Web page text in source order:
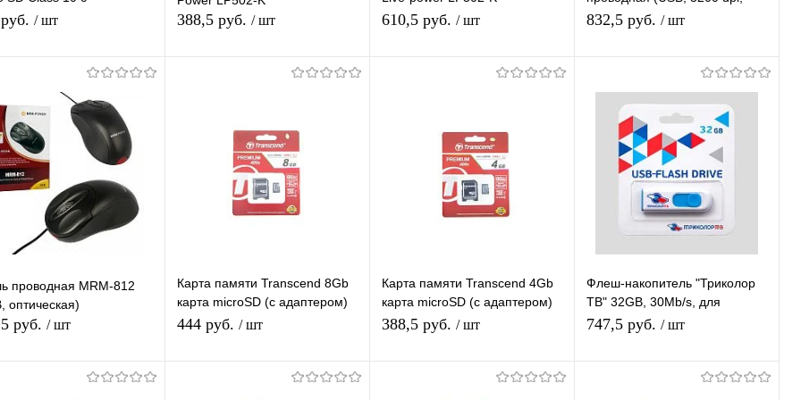
на SD
/ шт
в 1
К
сравнению
избранное В наличии
388,5 руб. / шт
Купить в 1
К
сравнению
В избранное В наличии
(проводные) игровая
610,5 руб. / шт
Купить в 1
К
сравнению
В избранное В наличии
оптическая, 6 кнопок)/100
832,5 руб. / шт
Купить в 1
К
сравнению
В избранное В наличии
проводная MRM-812
оптическая)
руб. / шт
Карта памяти Transcend 8Gb
карта microSD (с адаптером)
TF-карта Class 10
444 руб. / шт
Карта памяти Transcend 4Gb
карта microSD (с адаптером)
TF-карта Class 10
388,5 руб. / шт
Флеш-накопитель "Триколор
ТВ" 32GB, 30Mb/s, для
ресиверов Триколор,
автомобиля
747,5 руб. / шт